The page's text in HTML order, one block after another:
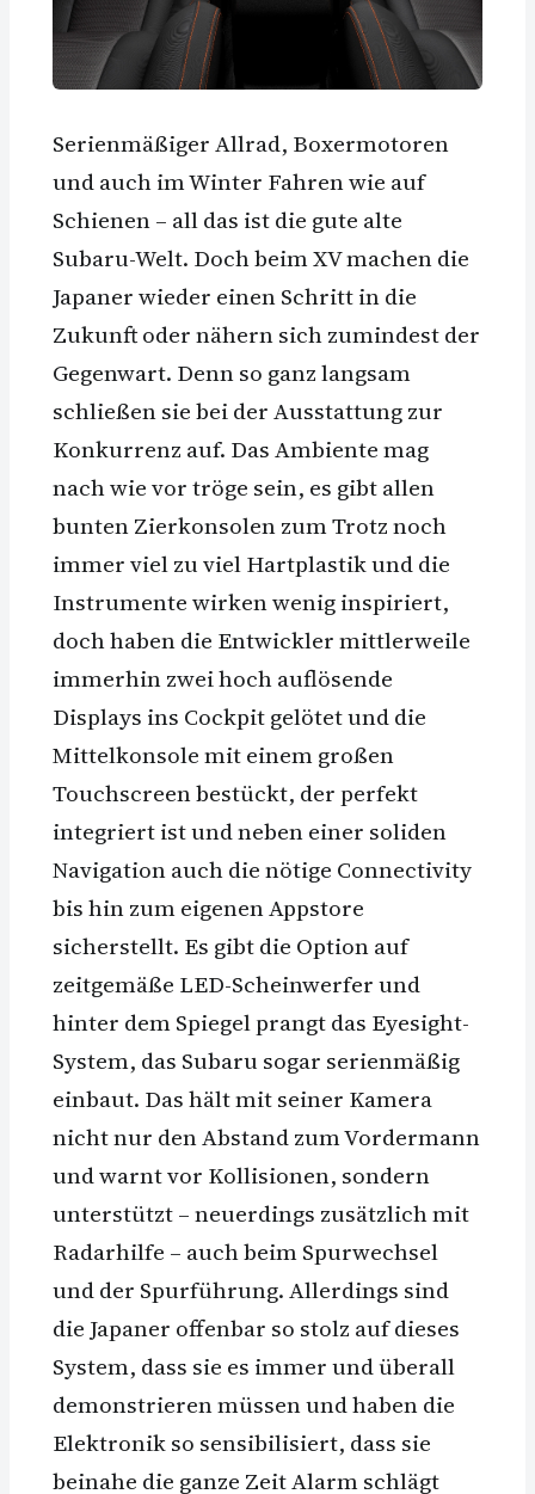
Serienmäßiger Allrad, Boxermotoren
und auch im Winter Fahren wie auf
Schienen – all das ist die gute alte
Subaru-Welt. Doch beim XV machen die
Japaner wieder einen Schritt in die
Zukunft oder nähern sich zumindest der
Gegenwart. Denn so ganz langsam
schließen sie bei der Ausstattung zur
Konkurrenz auf. Das Ambiente mag
nach wie vor tröge sein, es gibt allen
bunten Zierkonsolen zum Trotz noch
immer viel zu viel Hartplastik und die
Instrumente wirken wenig inspiriert,
doch haben die Entwickler mittlerweile
immerhin zwei hoch auflösende
Displays ins Cockpit gelötet und die
Mittelkonsole mit einem großen
Touchscreen bestückt, der perfekt
integriert ist und neben einer soliden
Navigation auch die nötige Connectivity
bis hin zum eigenen Appstore
sicherstellt. Es gibt die Option auf
zeitgemäße LED-Scheinwerfer und
hinter dem Spiegel prangt das Eyesight-
System, das Subaru sogar serienmäßig
einbaut. Das hält mit seiner Kamera
nicht nur den Abstand zum Vordermann
und warnt vor Kollisionen, sondern
unterstützt – neuerdings zusätzlich mit
Radarhilfe – auch beim Spurwechsel
und der Spurführung. Allerdings sind
die Japaner offenbar so stolz auf dieses
System, dass sie es immer und überall
demonstrieren müssen und haben die
Elektronik so sensibilisiert, dass sie
beinahe die ganze Zeit Alarm schlägt